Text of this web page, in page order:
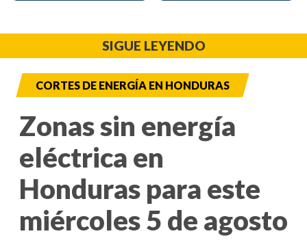
SIGUE LEYENDO
CORTES DE ENERGÍA EN HONDURAS
Zonas sin energía
eléctrica en
Honduras para este
miércoles 5 de agosto